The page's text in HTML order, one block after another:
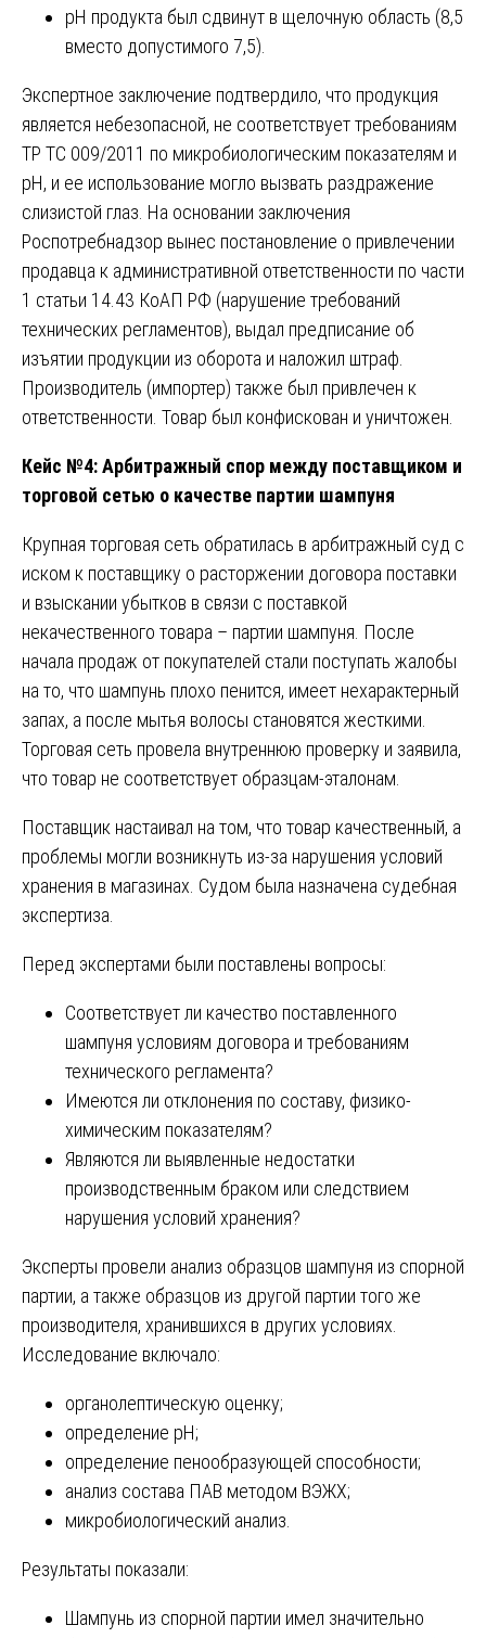
pH продукта был сдвинут в щелочную область (8,5
вместо допустимого 7,5).
Экспертное заключение подтвердило, что продукция
является небезопасной, не соответствует требованиям
ТР ТС 009/2011 по микробиологическим показателям и
pH, и ее использование могло вызвать раздражение
слизистой глаз. На основании заключения
Роспотребнадзор вынес постановление о привлечении
продавца к административной ответственности по части
1 статьи 14.43 КоАП РФ (нарушение требований
технических регламентов), выдал предписание об
изъятии продукции из оборота и наложил штраф.
Производитель (импортер) также был привлечен к
ответственности. Товар был конфискован и уничтожен.
Кейс №4: Арбитражный спор между поставщиком и
торговой сетью о качестве партии шампуня
Крупная торговая сеть обратилась в арбитражный суд с
иском к поставщику о расторжении договора поставки
и взыскании убытков в связи с поставкой
некачественного товара – партии шампуня. После
начала продаж от покупателей стали поступать жалобы
на то, что шампунь плохо пенится, имеет нехарактерный
запах, а после мытья волосы становятся жесткими.
Торговая сеть провела внутреннюю проверку и заявила,
что товар не соответствует образцам-эталонам.
Поставщик настаивал на том, что товар качественный, а
проблемы могли возникнуть из-за нарушения условий
хранения в магазинах. Судом была назначена судебная
экспертиза.
Перед экспертами были поставлены вопросы:
Соответствует ли качество поставленного
шампуня условиям договора и требованиям
технического регламента?
Имеются ли отклонения по составу, физико-
химическим показателям?
Являются ли выявленные недостатки
производственным браком или следствием
нарушения условий хранения?
Эксперты провели анализ образцов шампуня из спорной
партии, а также образцов из другой партии того же
производителя, хранившихся в других условиях.
Исследование включало:
органолептическую оценку;
определение pH;
определение пенообразующей способности;
анализ состава ПАВ методом ВЭЖХ;
микробиологический анализ.
Результаты показали:
Шампунь из спорной партии имел значительно